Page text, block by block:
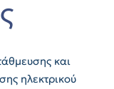
και
ηλεκτρικού